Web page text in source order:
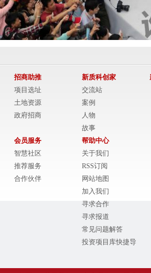
招商助推
项目选址
土地资源
政府招商
新质科创家
交流站
案例
人物
故事
会员服务
智慧社区
推荐服务
合作伙伴
帮助中心
关于我们
RSS订阅
网站地图
加入我们
寻求合作
寻求报道
常见问题解答
投资项目库快捷导